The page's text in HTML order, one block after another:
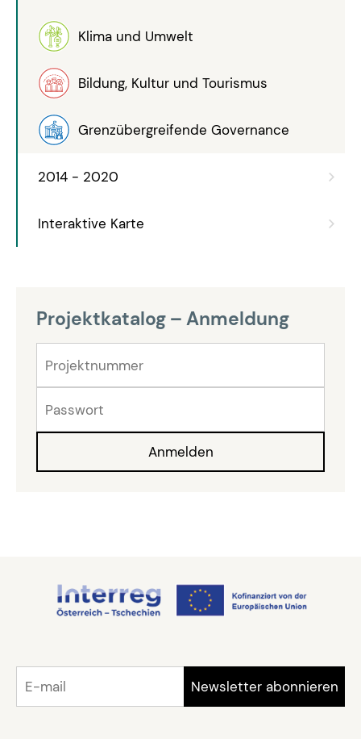
Klima und Umwelt
Bildung, Kultur und Tourismus
Grenzübergreifende Governance
2014 - 2020
Interaktive Karte
Projektkatalog – Anmeldung